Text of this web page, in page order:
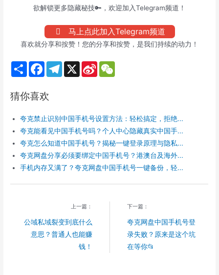
欲解锁更多隐藏秘技🔑，欢迎加入Telegram频道！
马上点此加入Telegram频道
喜欢就分享和按赞！您的分享和按赞，是我们持续的动力！
S
h
e
F
b
k
T
m
X
S
b
o
猜你喜欢
夸克禁止识别中国手机号设置方法：轻松搞定，拒绝...
夸克能看见中国手机号吗？个人中心隐藏真实中国手...
夸克怎么知道中国手机号？揭秘一键登录原理与隐私...
夸克网盘分享必须要绑定中国手机号？港澳台及海外...
手机内存又满了？夸克网盘中国手机号一键备份，轻...
上一篇：
公域私域裂变到底什么
意思？普通人也能赚
钱！
下一篇：
夸克网盘中国手机号登
录失败？原来是这个坑
在等你📂